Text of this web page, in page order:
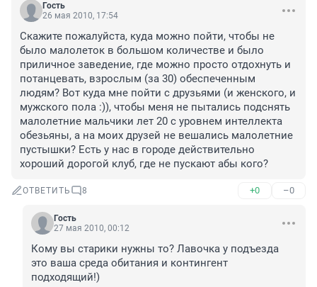
Гость
26 мая 2010, 17:54
Скажите пожалуйста, куда можно пойти, чтобы не
было малолеток в большом количестве и было
приличное заведение, где можно просто отдохнуть и
потанцевать, взрослым (за 30) обеспеченным
людям? Вот куда мне пойти с друзьями (и женского, и
мужского пола :)), чтобы меня не пытались подснять
малолетние мальчики лет 20 с уровнем интеллекта
обезьяны, а на моих друзей не вешались малолетние
пустышки? Есть у нас в городе действительно
хороший дорогой клуб, где не пускают абы кого?
ОТВЕТИТЬ 8 +0 –0
Гость
27 мая 2010, 00:12
Кому вы старики нужны то? Лавочка у подъезда
это ваша среда обитания и контингент
подходящий!)